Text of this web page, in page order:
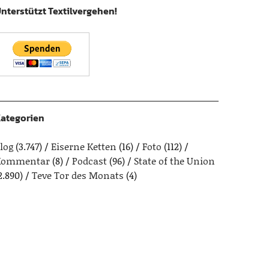
Textilvergehen!
(3.747) Eiserne Ketten (16) Foto (112)
(8) Podcast(96)
State of the Union
Teve Tor des Monats (4)